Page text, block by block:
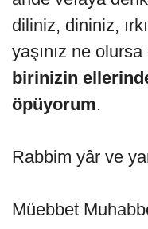
diliniz, dininiz,
yaşınız ne
birinizin
öpüyorum.
Rabbim yâr ve
Müebbet